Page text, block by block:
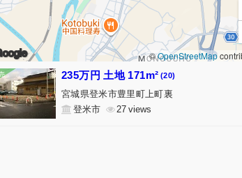
©OpenStreetMap
235万円 土地 171m² (20)
宮城県登米市豊里町上町裏
登米市
27